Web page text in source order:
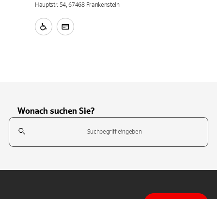
Hauptstr. 54, 67468 Frankenstein
Wonach suchen Sie?
Suchfeld